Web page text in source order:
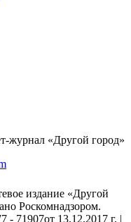
журнал «Другой город»
издание «Другой
Роскомнадзором.
71907от 13.12.2017 г. |